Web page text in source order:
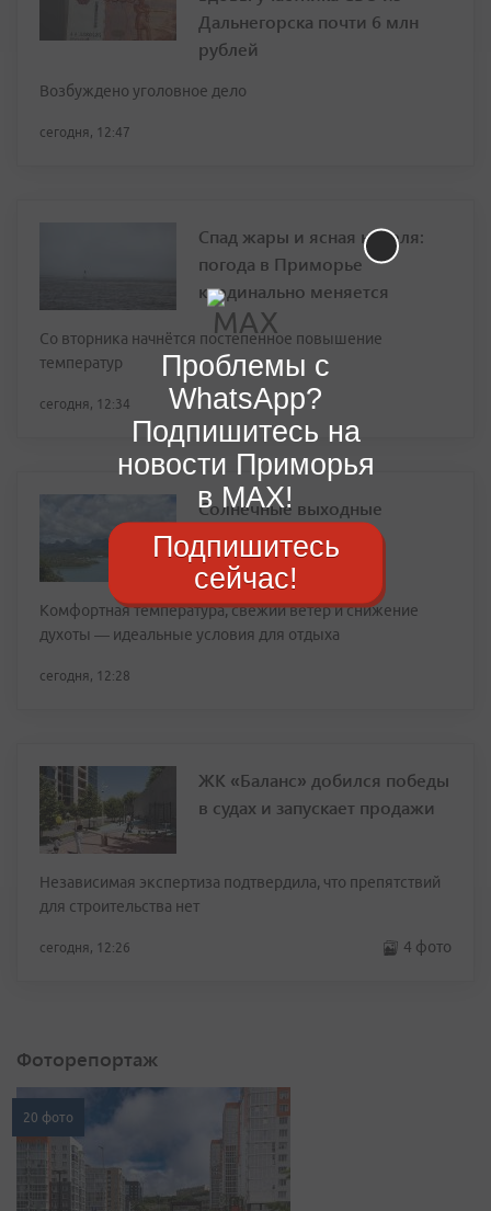
Дальнегорска почти 6 млн
рублей
Возбуждено уголовное дело
сегодня, 12:47
Спад жары и ясная неделя:
погода в Приморье
кардинально меняется
Со вторника начнётся постепенное повышение
температур
сегодня, 12:34
Солнечные выходные
ожидают приморцев
Комфортная температура, свежий ветер и снижение
духоты — идеальные условия для отдыха
сегодня, 12:28
ЖК «Баланс» добился победы
в судах и запускает продажи
Независимая экспертиза подтвердила, что препятствий
для строительства нет
сегодня, 12:26 4 фото
Фоторепортаж
20 фото
Проблемы с
WhatsApp?
Подпишитесь на
новости Приморья
в MAX!
Подпишитесь
сейчас!